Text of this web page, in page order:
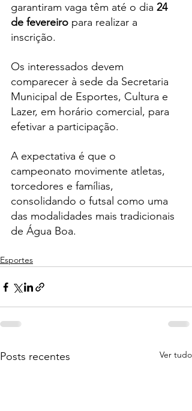
garantiram vaga têm até o dia 24
de fevereiro para realizar a
inscrição.
Os interessados devem
comparecer à sede da Secretaria
Municipal de Esportes, Cultura e
Lazer, em horário comercial, para
efetivar a participação.
A expectativa é que o
campeonato movimente atletas,
torcedores e famílias,
consolidando o futsal como uma
das modalidades mais tradicionais
de Água Boa.
Esportes
Posts recentes Ver tudo